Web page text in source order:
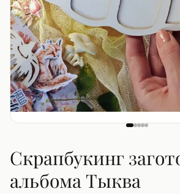
Скрапбукинг
альбома Тыква